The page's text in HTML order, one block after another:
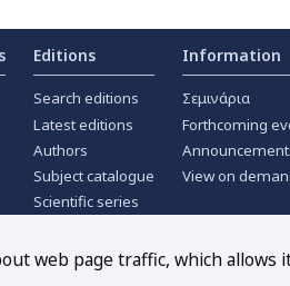
Editions
Search editions
Latest editions
Authors
Subject catalogue
Scientific series
Offers
Information
Σεμινάρια
Forthcoming
View on
web page traffic, which